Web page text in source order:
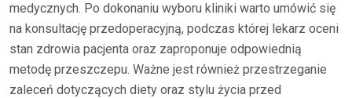
medycznych. Po dokonaniu wyboru kliniki warto umówić się
na konsultację przedoperacyjną, podczas której lekarz oceni
stan zdrowia pacjenta oraz zaproponuje odpowiednią
metodę przeszczepu. Ważne jest również przestrzeganie
zaleceń dotyczących diety oraz stylu życia przed